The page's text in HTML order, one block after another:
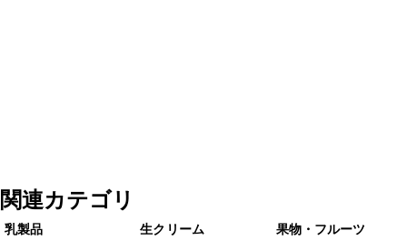
関連カテゴリ
乳製品 生クリーム 果物・フルーツ